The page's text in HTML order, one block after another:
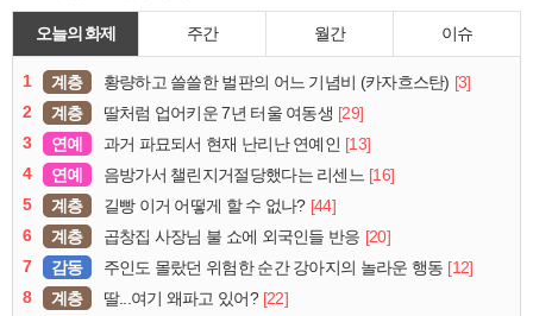
오늘의 화제 주간 월간 이슈
1 계층 황량하고 쓸쓸한 벌판의 어느 기념비 (카자흐스탄) [3]
2
계층 딸처럼 업어키운 7년 터울 여동생 [29]
3
연예 과거 파묘되서 현재 난리난 연예인 [13]
4
연예 음방가서 챌린지거절당했다는 리센느 [16]
5
계층 길빵 이거 어떻게 할 수 없나? [44]
6
계층 곱창집 사장님 불 쇼에 외국인들 반응 [20]
7
감동 주인도 몰랐던 위험한 순간 강아지의 놀라운 행동 [12]
8
계층 딸...여기 왜파고 있어? [22]